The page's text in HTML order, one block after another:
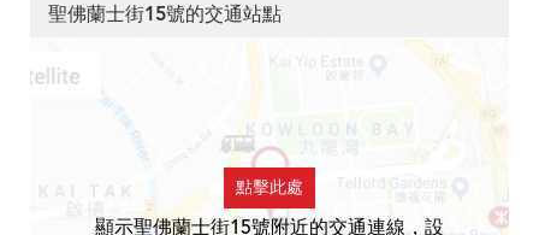
聖佛蘭士街15號的交通站點
點擊此處
顯示聖佛蘭士街15號附近的交通連線，設